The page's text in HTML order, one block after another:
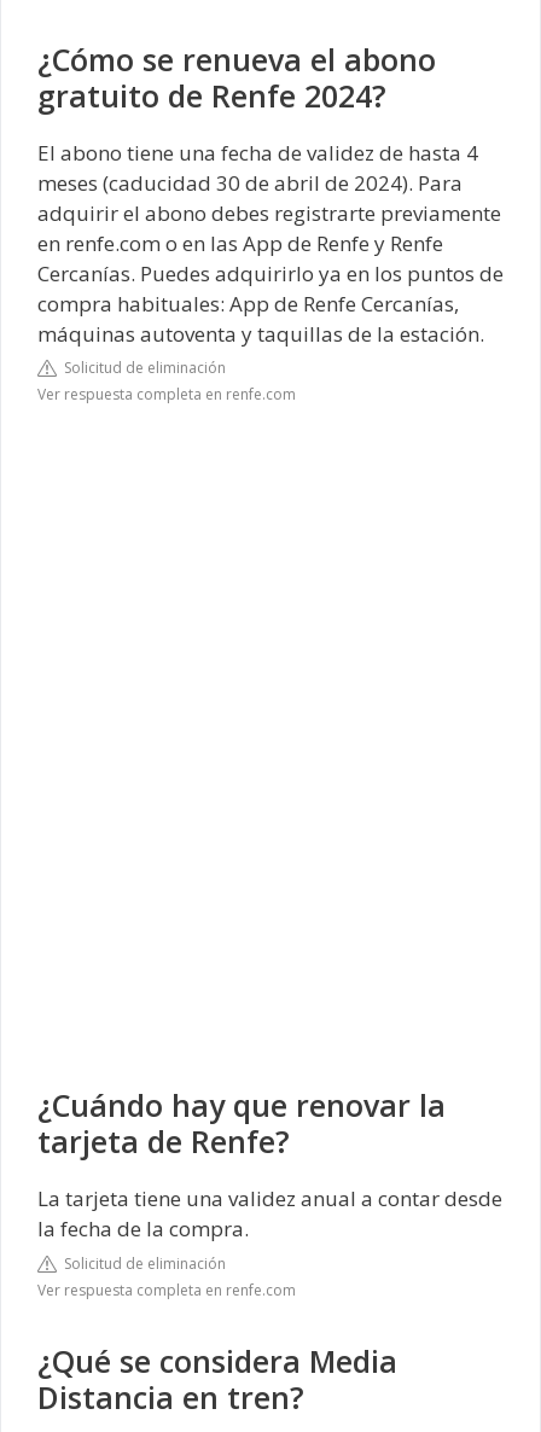
¿Cómo se renueva el abono
gratuito de Renfe 2024?
El abono tiene una fecha de validez de hasta 4
meses (caducidad 30 de abril de 2024). Para
adquirir el abono debes registrarte previamente
en renfe.com o en las App de Renfe y Renfe
Cercanías. Puedes adquirirlo ya en los puntos de
compra habituales: App de Renfe Cercanías,
máquinas autoventa y taquillas de la estación.
Solicitud de eliminación
Ver respuesta completa en renfe.com
¿Cuándo hay que renovar la
tarjeta de Renfe?
La tarjeta tiene una validez anual a contar desde
la fecha de la compra.
Solicitud de eliminación
Ver respuesta completa en renfe.com
¿Qué se considera Media
Distancia en tren?